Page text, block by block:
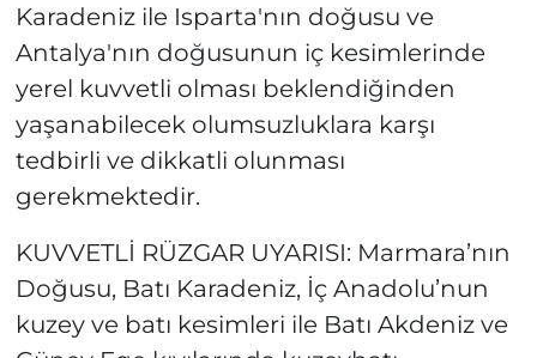
Karadeniz ile Isparta'nın doğusu ve
Antalya'nın doğusunun iç kesimlerinde
yerel kuvvetli olması beklendiğinden
yaşanabilecek olumsuzluklara karşı
tedbirli ve dikkatli olunması
gerekmektedir.
KUVVETLİ RÜZGAR UYARISI: Marmara’nın
Doğusu, Batı Karadeniz, İç Anadolu’nun
kuzey ve batı kesimleri ile Batı Akdeniz ve